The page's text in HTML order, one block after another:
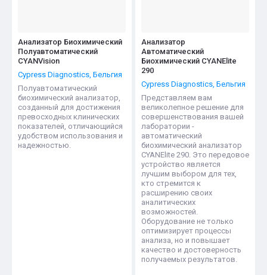
Анализатор Биохимический
Полуавтоматический
CYANVision
Cypress Diagnostics, Бельгия
Полуавтоматический
биохимический анализатор,
созданный для достижения
превосходных клинических
показателей, отличающийся
удобством использования и
надежностью.
Анализатор
Автоматический
Биохимический CYANElite
290
Cypress Diagnostics, Бельгия
Представляем вам
великолепное решение для
совершенствования вашей
лаборатории -
автоматический
биохимический анализатор
CYANElite 290. Это передовое
устройство является
лучшим выбором для тех,
кто стремится к
расширению своих
аналитических
возможностей.
Оборудование не только
оптимизирует процессы
анализа, но и повышает
качество и достоверность
получаемых результатов.